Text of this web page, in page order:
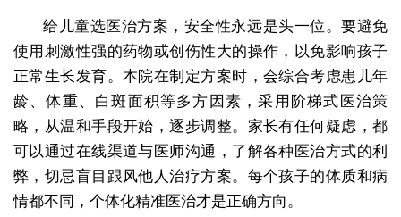
给儿童选医治方案，安全性永远是头一位。要避免
使用刺激性强的药物或创伤性大的操作，以免影响孩子
正常生长发育。本院在制定方案时，会综合考虑患儿年
龄、体重、白斑面积等多方因素，采用阶梯式医治策
略，从温和手段开始，逐步调整。家长有任何疑虑，都
可以通过在线渠道与医师沟通，了解各种医治方式的利
弊，切忌盲目跟风他人治疗方案。每个孩子的体质和病
情都不同，个体化精准医治才是正确方向。